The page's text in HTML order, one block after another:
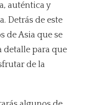
auténtica y
Detrás de este
de Asia que se
detalle para que
de la